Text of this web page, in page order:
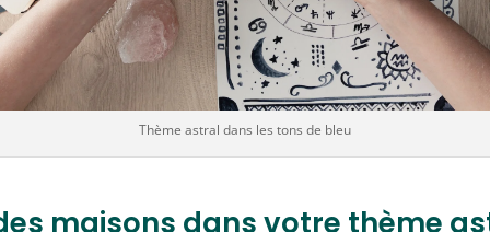
Thème astral dans les tons de bleu
maisons dans votre thème